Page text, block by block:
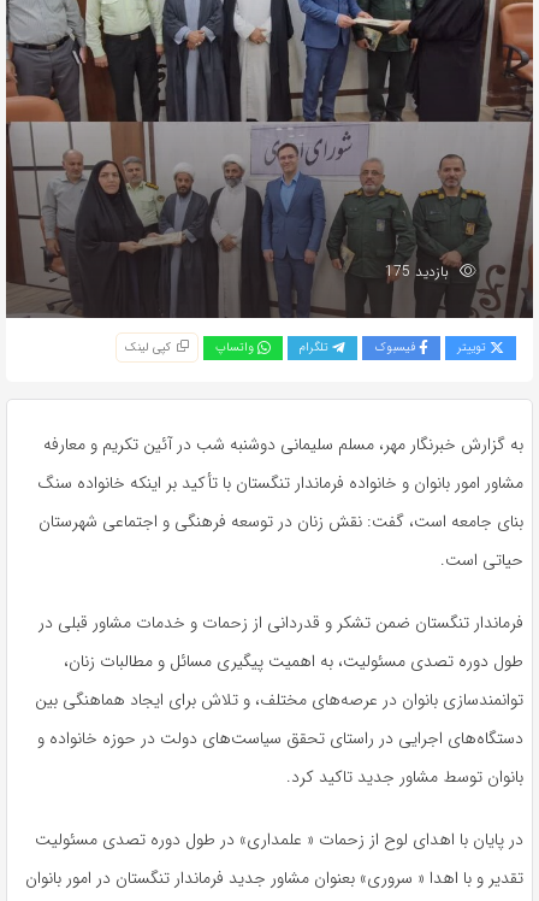
بازدید 175
توییتر فیسبوک تلگرام واتساپ کپی لینک
به گزارش خبرنگار مهر، مسلم سلیمانی دوشنبه شب در آئین تکریم و معارفه
مشاور امور بانوان و خانواده فرماندار تنگستان با تأکید بر اینکه خانواده سنگ
بنای جامعه است، گفت: نقش زنان در توسعه فرهنگی و اجتماعی شهرستان
حیاتی است.
فرماندار تنگستان ضمن تشکر و قدردانی از زحمات و خدمات مشاور قبلی در
طول دوره تصدی مسئولیت، به اهمیت پیگیری مسائل و مطالبات زنان،
توانمندسازی بانوان در عرصه‌های مختلف، و تلاش برای ایجاد هماهنگی بین
دستگاه‌های اجرایی در راستای تحقق سیاست‌های دولت در حوزه خانواده و
بانوان توسط مشاور جدید تاکید کرد.
در پایان با اهدای لوح از زحمات « علمداری» در طول دوره تصدی مسئولیت
تقدیر و با اهدا « سروری» بعنوان مشاور جدید فرماندار تنگستان در امور بانوان